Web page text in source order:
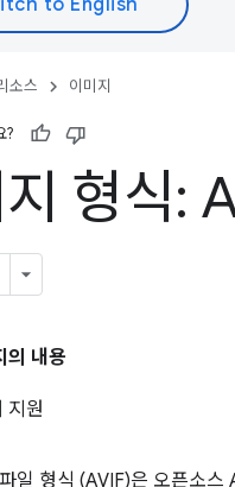
소스 이미지
?
형식:
의 내용
지원
일 형식 (AVIF)은 오픈소스